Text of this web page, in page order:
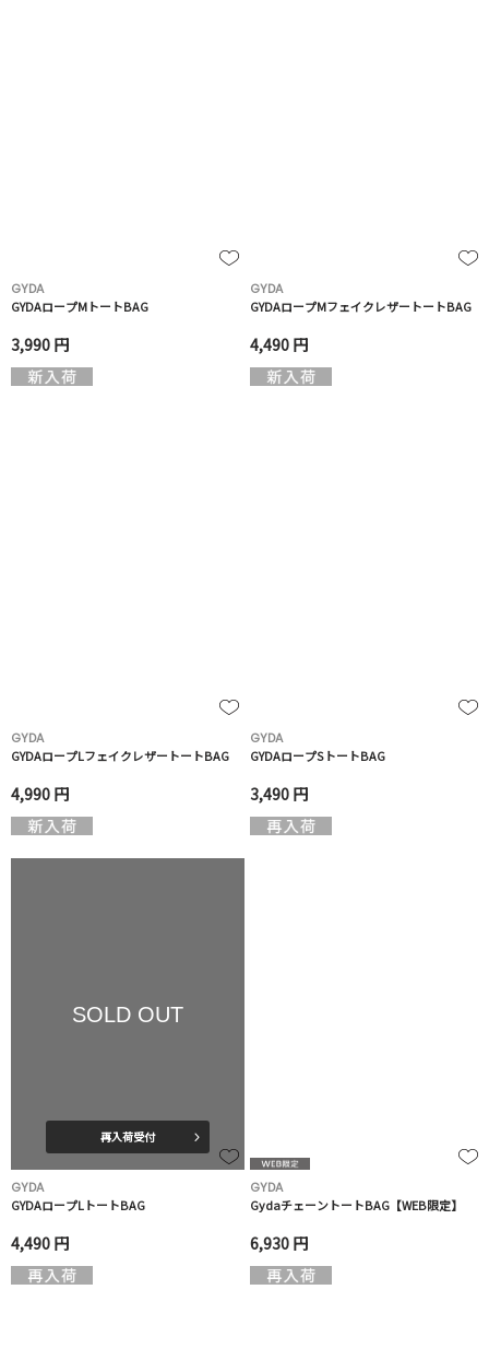
GYDA
GYDAロープMトートBAG
3,990 円
GYDA
GYDAロープMフェイクレザートートBAG
4,490 円
GYDA
GYDAロープLフェイクレザートートBAG
4,990 円
GYDA
GYDAロープSトートBAG
3,490 円
SOLD OUT
再入荷受付
GYDA
GYDAロープLトートBAG
4,490 円
GYDA
GydaチェーントートBAG【WEB限定】
6,930 円